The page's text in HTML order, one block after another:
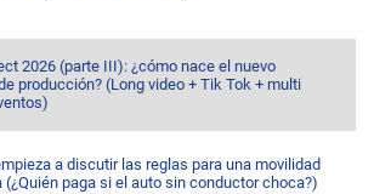
2026 (parte III): ¿cómo nace el nuevo
producción? (Long video + Tik Tok + multi
a discutir las reglas para una movilidad
(¿Quién paga si el auto sin conductor choca?)